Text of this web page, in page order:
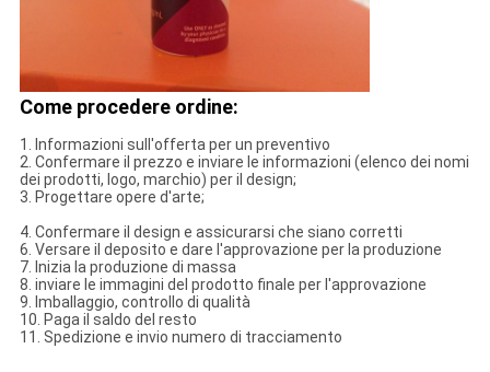
Come procedere ordine:
1. Informazioni sull'offerta per un preventivo
2. Confermare il prezzo e inviare le informazioni (elenco dei nomi
dei prodotti, logo, marchio) per il design;
3. Progettare opere d'arte;
4. Confermare il design e assicurarsi che siano corretti
6. Versare il deposito e dare l'approvazione per la produzione
7. Inizia la produzione di massa
8. inviare le immagini del prodotto finale per l'approvazione
9. Imballaggio, controllo di qualità
10. Paga il saldo del resto
11. Spedizione e invio numero di tracciamento